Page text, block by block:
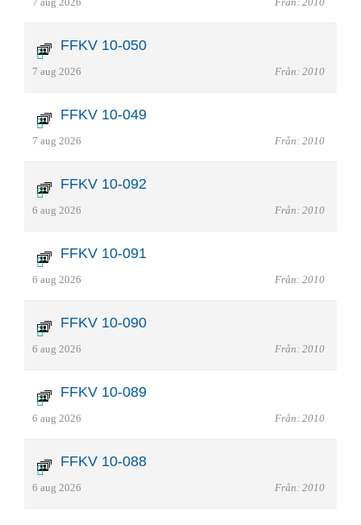
FFKV 10-050
7 aug 2026 Från: 2010
FFKV 10-049
7 aug 2026 Från: 2010
FFKV 10-092
6 aug 2026 Från: 2010
FFKV 10-091
6 aug 2026 Från: 2010
FFKV 10-090
6 aug 2026 Från: 2010
FFKV 10-089
6 aug 2026 Från: 2010
FFKV 10-088
6 aug 2026 Från: 2010